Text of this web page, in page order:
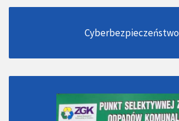
Cyberbezpieczeństwo